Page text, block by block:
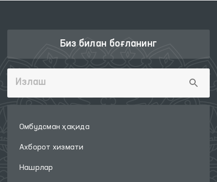
Биз билан боғланинг
Омбудсман ҳақида
Ахборот хизмати
Нашрлар